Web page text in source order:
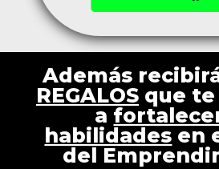
Además
REGALOSque te
a
habilidades en
del